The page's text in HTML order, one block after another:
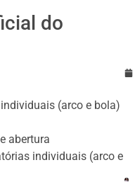
do
(arco e bola)
abertura
individuais (arco e